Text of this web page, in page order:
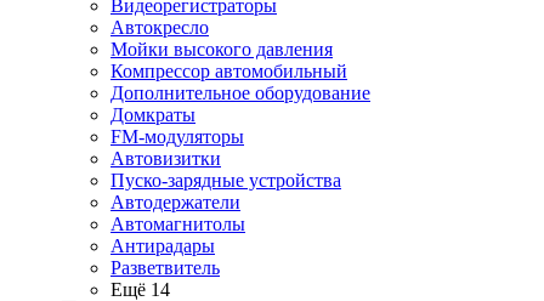
Видеорегистраторы
Автокресло
Мойки высокого давления
Компрессор автомобильный
Дополнительное оборудование
Домкраты
FM-модуляторы
Автовизитки
Пуско-зарядные устройства
Автодержатели
Автомагнитолы
Антирадары
Разветвитель
Ещё 14